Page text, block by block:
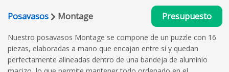
Posavasos Montage Presupuesto
Nuestro posavasos Montage se compone de un puzzle con 16
piezas, elaboradas a mano que encajan entre sí y quedan
perfectamente alineadas dentro de una bandeja de aluminio